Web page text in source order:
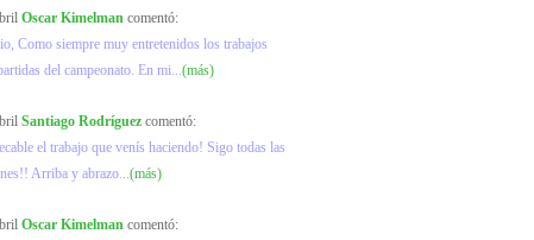
Oscar Kimelman comentó:
Como siempre muy entretenidos los trabajos
del campeonato. En mi...(más)
Santiago Rodríguez comentó:
el trabajo que venís haciendo! Sigo todas las
Arriba y abrazo...(más)
Oscar Kimelman comentó: